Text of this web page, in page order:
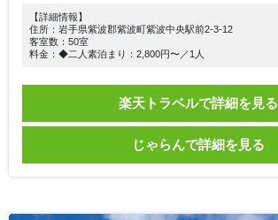
【詳細情報】
住所：岩手県紫波郡紫波町紫波中央駅前2-3-12
客室数：50室
料金：◆二人素泊まり：2,800円〜／1人
楽天トラベルで詳細を見る
じゃらんで詳細を見る